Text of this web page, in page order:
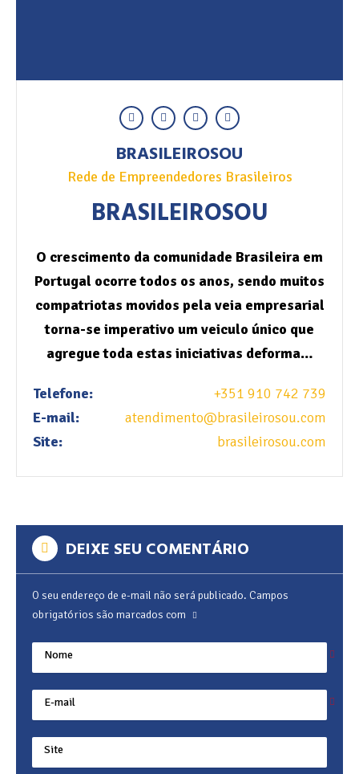
BRASILEIROSOU
Rede de Empreendedores Brasileiros
BRASILEIROSOU
O crescimento da comunidade Brasileira em
Portugal ocorre todos os anos, sendo muitos
compatriotas movidos pela veia empresarial
torna-se imperativo um veiculo único que
agregue toda estas iniciativas deforma…
Telefone:
+351 910 742 739
E-mail:
atendimento@brasileirosou.com
Site:
brasileirosou.com
DEIXE SEU COMENTÁRIO
O seu endereço de e-mail não será publicado. Campos
obrigatórios são marcados com
Nome
E-mail
Site